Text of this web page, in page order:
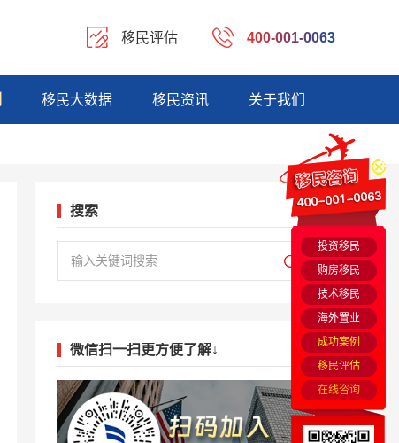
移民评估 400-001-0063
移民大数据 移民资讯 关于我们
搜索
微信扫一扫更方便了解↓
投资移民
购房移民
技术移民
海外置业
成功案例
移民评估
在线咨询